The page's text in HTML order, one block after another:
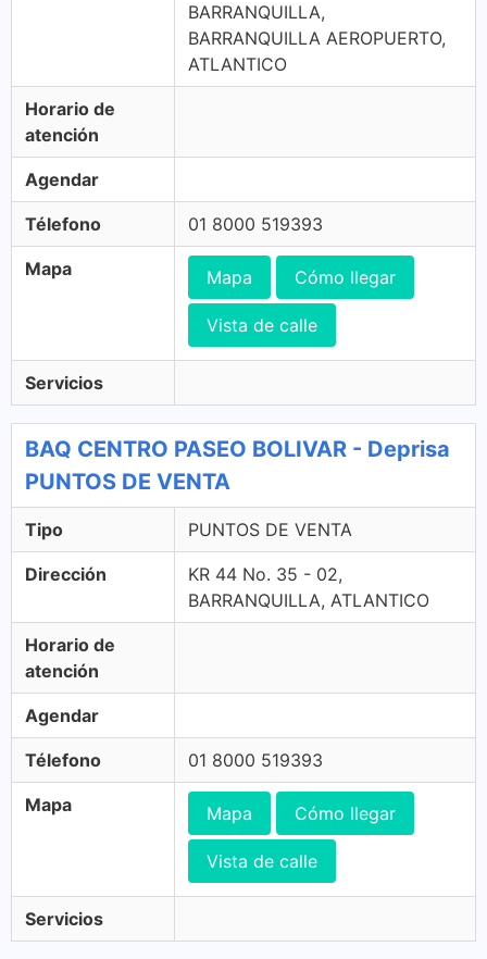
BARRANQUILLA,
BARRANQUILLA AEROPUERTO,
ATLANTICO
Horario de
atención
Agendar
Télefono 01 8000 519393
Mapa Mapa Cómo llegar
Vista de calle
Servicios
BAQ CENTRO PASEO BOLIVAR - Deprisa
PUNTOS DE VENTA
Tipo PUNTOS DE VENTA
Dirección
KR 44 No. 35 - 02,
BARRANQUILLA, ATLANTICO
Horario de
atención
Agendar
Télefono 01 8000 519393
Mapa Mapa Cómo llegar
Vista de calle
Servicios